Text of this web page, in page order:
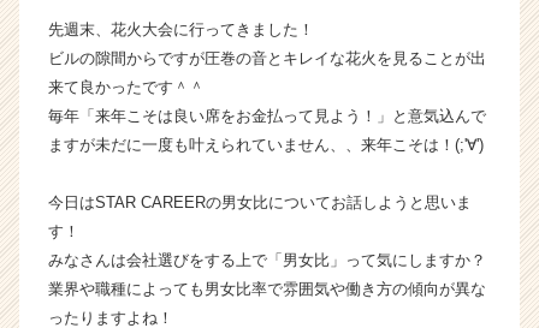
ー・
成
長
企
業
ら
ウ
ト
先週末、花火大会に行ってきました！
ビルの隙間からですが圧巻の音とキレイな花火を見ることが出
来て良かったです＾＾
毎年「来年こそは良い席をお金払って見よう！」と意気込んで
ますが未だに一度も叶えられていません、、来年こそは！(;'∀')
今日はSTAR CAREERの男女比についてお話しようと思いま
す！
みなさんは会社選びをする上で「男女比」って気にしますか？
業界や職種によっても男女比率で雰囲気や働き方の傾向が異な
ったりますよね！